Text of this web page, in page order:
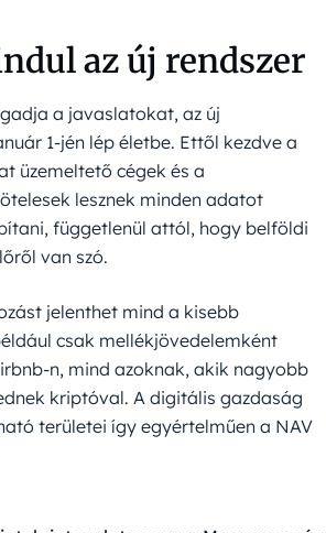
az új rendszer
a javaslatokat, az új
1-jén lép életbe. Ettől kezdve a
üzemeltető cégek és a
lesznek minden adatot
függetlenül attól, hogy belföldi
van szó.
jelenthet mind a kisebb
csak mellékjövedelemként
n, mind azoknak, akik nagyobb
kriptóval. A digitális gazdaság
területei így egyértelműen a NAV